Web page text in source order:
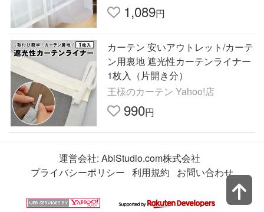
1,089円
カーテン 安いアウトレット/カーテ
ン用裏地 遮光性カーテンライナー
1枚入（片開き分）
王様のカーテン Yahoo!店
990円
運営会社: AbiStudio.com株式会社
プライバシーポリシー 利用規約 お問い合わせ